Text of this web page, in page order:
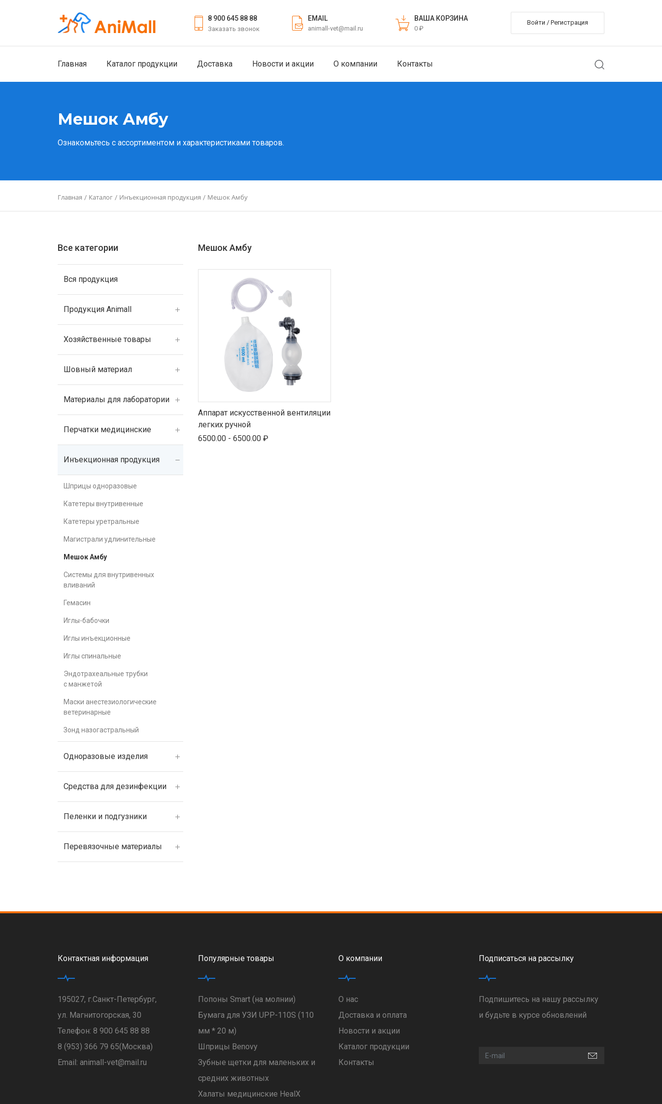
8 900 645 88 88
Заказать звонок
EMAIL
animall-vet@mail.ru
ВАША КОРЗИНА
0 ₽
Войти / Регистрация
Главная Каталог продукции Доставка Новости и акции О компании Контакты
Мешок Амбу
Ознакомьтесь с ассортиментом и характеристиками товаров.
Главная / Каталог / Инъекционная продукция / Мешок Амбу
Все категории
Вся продукция
Продукция Animall
Хозяйственные товары
Шовный материал
Материалы для лаборатории
Перчатки медицинские
Инъекционная продукция
Шприцы одноразовые
Катетеры внутривенные
Катетеры уретральные
Магистрали удлинительные
Мешок Амбу
Системы для внутривенных
вливаний
Гемасин
Иглы-бабочки
Иглы инъекционные
Иглы спинальные
Эндотрахеальные трубки
с манжетой
Маски анестезиологические
ветеринарные
Зонд назогастральный
Одноразовые изделия
Средства для дезинфекции
Пеленки и подгузники
Перевязочные материалы
Мешок Амбу
Аппарат искусственной вентиляции
легких ручной
6500.00 - 6500.00 ₽
Контактная информация
195027, г.Санкт-Петербург,
ул. Магнитогорская, 30
Телефон: 8 900 645 88 88
8 (953) 366 79 65(Москва)
Email: animall-vet@mail.ru
Популярные товары
Попоны Smart (на молнии)
Бумага для УЗИ UPP-110S (110
мм * 20 м)
Шприцы Benovy
Зубные щетки для маленьких и
средних животных
Халаты медицинские HealX
О компании
О нас
Доставка и оплата
Новости и акции
Каталог продукции
Контакты
Подписаться на рассылку
Подпишитесь на нашу рассылку
и будьте в курсе обновлений